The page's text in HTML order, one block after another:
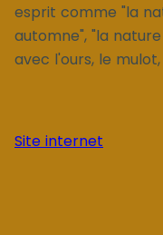
esprit comme "la
automne", "la
avec l'ours, le mulot,
Site internet